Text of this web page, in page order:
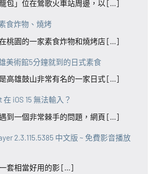
包」位在鶯歌火車站周邊，以 [...]
食炸物、燒烤
在桃園的一家素食炸物和燒烤店 [...]
美術館5分鐘就到的日式素食
高雄鼓山非常有名的一家日式 [...]
iOS 15 無法輸入？
到一個非常棘手的問題，網頁 [...]
2.3.115.5385 中文版 ~ 免費影音播放
一套相當好用的影 [...]